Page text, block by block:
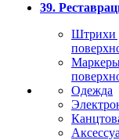
39.
Штрихи
Одежда